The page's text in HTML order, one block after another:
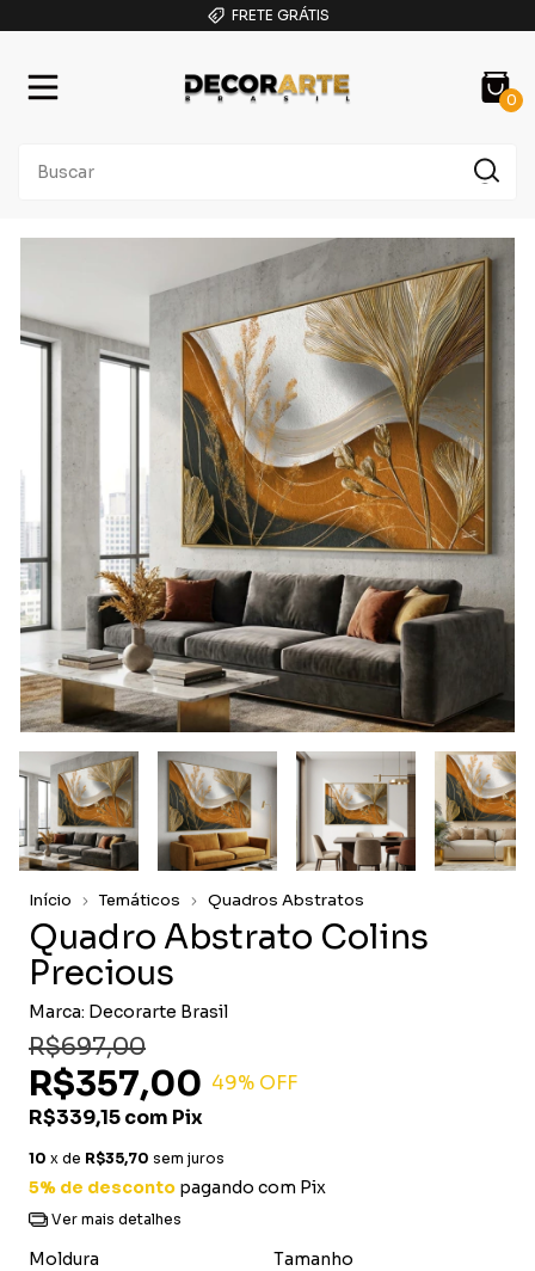
FRETE GRÁTIS
0
Início Temáticos Quadros Abstratos
Quadro Abstrato Colins
Precious
Marca: Decorarte Brasil
R$697,00
R$357,00 49% OFF
R$339,15com Pix
10 x de R$35,70 sem juros
5% de desconto pagando com Pix
Ver mais detalhes
Moldura Tamanho